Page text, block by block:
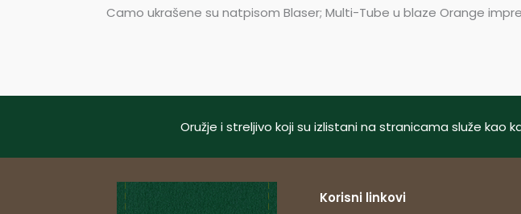
Camo ukrašene su natpisom Blaser; Multi-Tube u blaze Orange
Oružje i streljivo koji su izlistani na stranicama služe
Korisni linkovi